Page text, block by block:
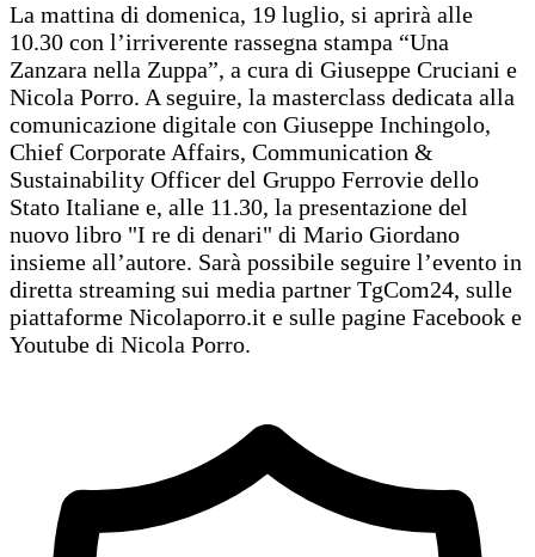
La mattina di domenica, 19 luglio, si aprirà alle
10.30 con l’irriverente rassegna stampa “Una
Zanzara nella Zuppa”, a cura di Giuseppe Cruciani e
Nicola Porro. A seguire, la masterclass dedicata alla
comunicazione digitale con Giuseppe Inchingolo,
Chief Corporate Affairs, Communication &
Sustainability Officer del Gruppo Ferrovie dello
Stato Italiane e, alle 11.30, la presentazione del
nuovo libro "I re di denari" di Mario Giordano
insieme all’autore. Sarà possibile seguire l’evento in
diretta streaming sui media partner TgCom24, sulle
piattaforme Nicolaporro.it e sulle pagine Facebook e
Youtube di Nicola Porro.